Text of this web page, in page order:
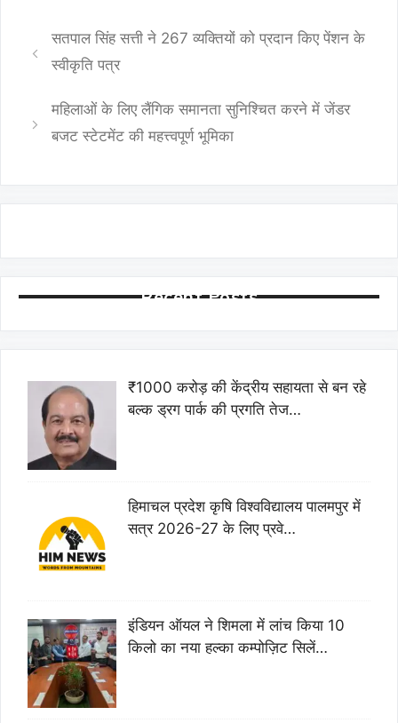
सतपाल सिंह सत्ती ने 267 व्यक्तियों को प्रदान किए पेंशन के
स्वीकृति पत्र
महिलाओं के लिए लैंगिक समानता सुनिश्चित करने में जेंडर
बजट स्टेटमेंट की महत्त्वपूर्ण भूमिका
Recent Posts
₹1000 करोड़ की केंद्रीय सहायता से बन रहे
बल्क ड्रग पार्क की प्रगति तेज…
हिमाचल प्रदेश कृषि विश्वविद्यालय पालमपुर में
सत्र 2026-27 के लिए प्रवे…
इंडियन ऑयल ने शिमला में लांच किया 10
किलो का नया हल्का कम्पोज़िट सिलें…